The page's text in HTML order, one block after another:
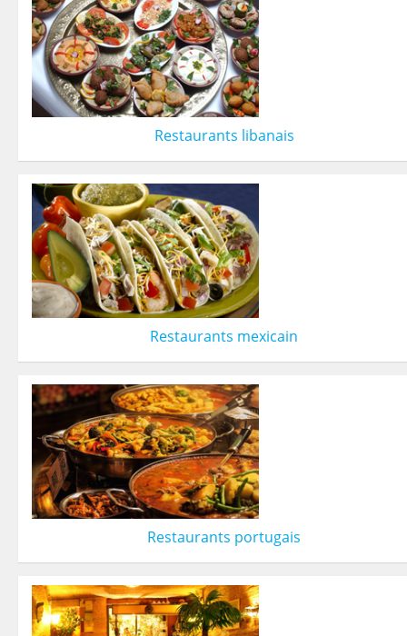
Restaurants libanais
Restaurants mexicain
Restaurants portugais